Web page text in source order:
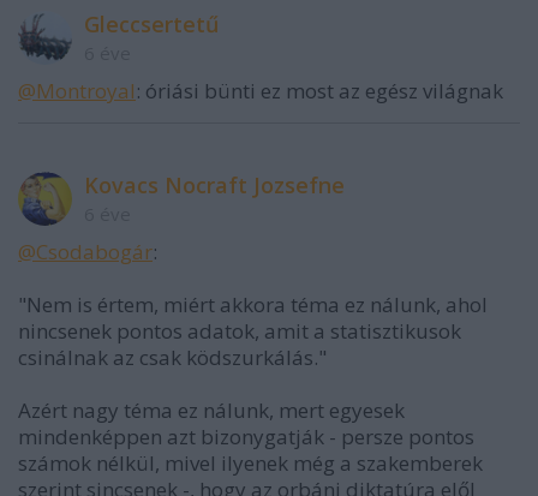
Gleccsertetű
@Montroyal: óriási bünti ez most az egész világnak
Kovacs Nocraft Jozsefne
@Csodabogár:
"Nem is értem, miért akkora téma ez nálunk, ahol
nincsenek pontos adatok, amit a statisztikusok
csinálnak az csak ködszurkálás."
Azért nagy téma ez nálunk, mert egyesek
mindenképpen azt bizonygatják - persze pontos
számok nélkül, mivel ilyenek még a szakemberek
szerint sincsenek -, hogy az orbáni diktatúra elől